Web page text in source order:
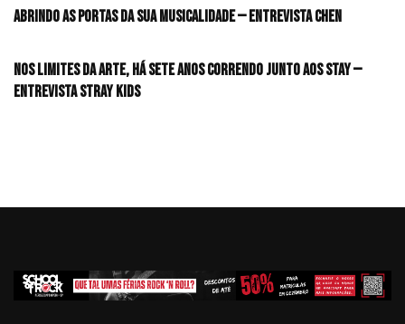
Abrindo as portas da sua musicalidade — Entrevista CHEN
Nos limites da arte, há sete anos correndo junto aos STAY —
Entrevista Stray Kids